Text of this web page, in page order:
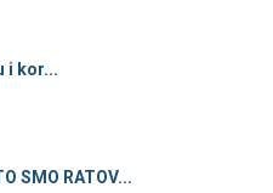
i kor...
SMO RATOV...